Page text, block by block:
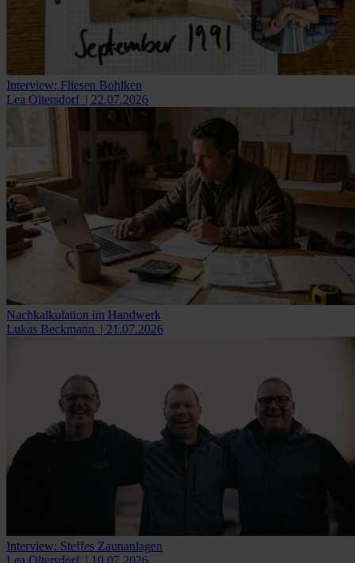
Interview: Fliesen Bohlken
Lea Oltersdorf
| 22.07.2026
Nachkalkulation im Handwerk
Lukas Beckmann | 21.07.2026
Interview: Steffes Zaunanlagen